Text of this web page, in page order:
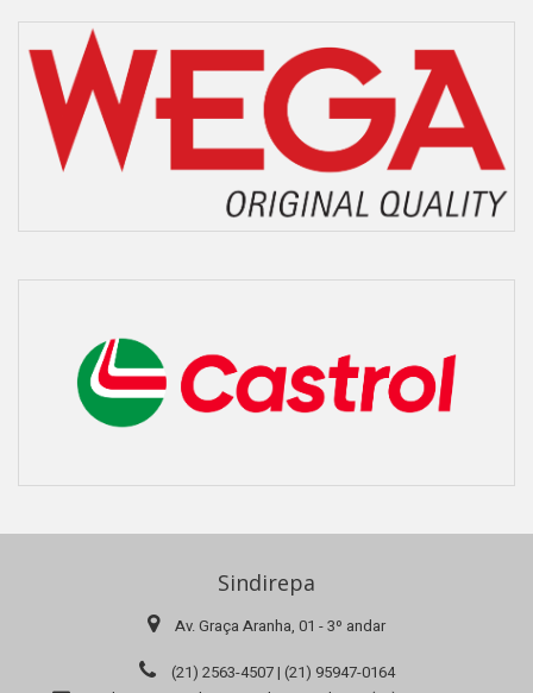
Sindirepa
Av. Graça Aranha, 01 - 3º andar
(21) 2563-4507 | (21) 95947-0164